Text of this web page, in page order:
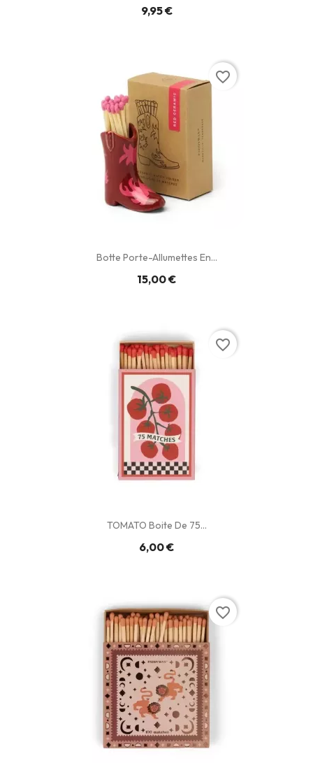
9,95 €
Botte Porte-Allumettes En...
15,00 €
favorite_border
TOMATO Boite De 75...
6,00 €
favorite_border
favorite_border